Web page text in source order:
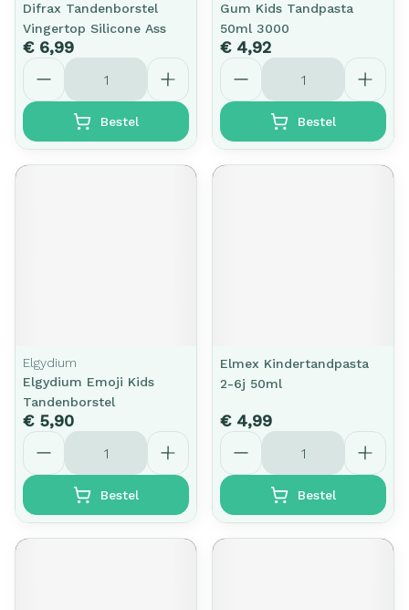
Difrax Tandenborstel
Vingertop Silicone Ass
€ 6,99
Aantal
Bestel
Gum Kids Tandpasta
50ml 3000
€ 4,92
Aantal
Bestel
Elgydium
Elgydium Emoji Kids
Tandenborstel
€ 5,90
Aantal
Bestel
Elmex Kindertandpasta
2-6j 50ml
€ 4,99
Aantal
Bestel